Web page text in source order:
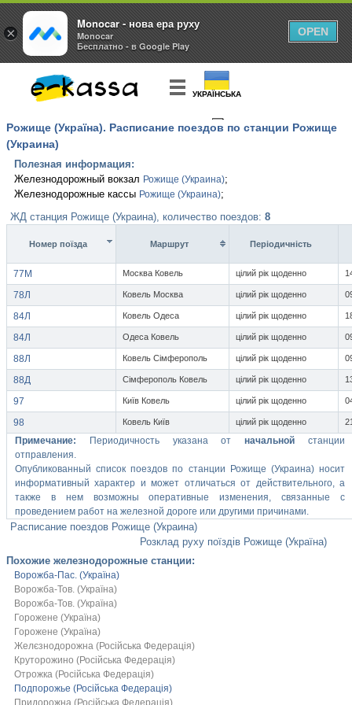
УКРАЇНСЬКА
Рожище (Україна). Расписание поездов по станции Рожище
(Украина)
Полезная информация:
Железнодорожный вокзал Рожище (Украина);
Железнодорожные кассы Рожище (Украина);
ЖД станция Рожище (Украина), количество поездов: 8
Номер поїзда Маршрут Перiодичнiсть
77М Москва Ковель цілий рік щоденно
78Л Ковель Москва цілий рік щоденно
84Л Ковель Одеса цілий рік щоденно
84Л Одеса Ковель цілий рік щоденно
88Л Ковель Сімферополь цілий рік щоденно
88Д Сімферополь Ковель цілий рік щоденно
97 Київ Ковель цілий рік щоденно
98 Ковель Київ цілий рік щоденно
Примечание: Периодичность указана отначальной станции
отправления.
Опубликованный список поездов по станции Рожище (Украина) носит
информативный характер и может отличаться от действительного, а
также в нем возможны оперативные изменения, связанные с
проведением работ на железной дороге или другими причинами.
Расписание поездов Рожище (Украина)
Розклад руху поїздів Рожище (Україна)
Похожие железнодорожные станции:
Ворожба-Пас. (Україна)
Ворожба-Тов. (Україна)
Ворожба-Тов. (Україна)
Горожене (Україна)
Горожене (Україна)
Желєзнодорожна (Російська Федерація)
Круторожино (Російська Федерація)
Отрожка (Російська Федерація)
Подпорожье (Російська Федерація)
Придорожна (Російська Федерація)
×
Monocar - нова ера руху
Monocar
Бесплатно - в Google Play
OPEN